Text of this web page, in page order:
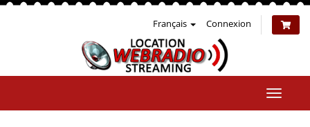
Français Connexion
la